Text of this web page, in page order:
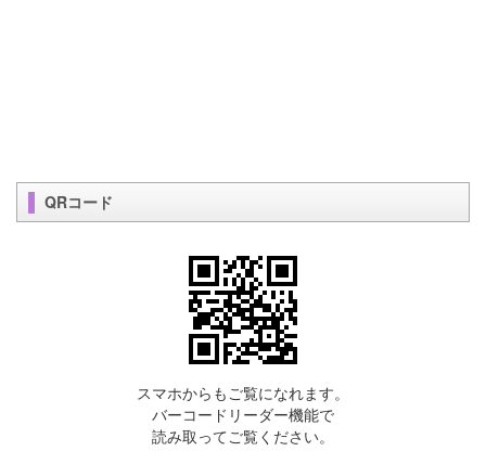
QRコード
スマホからもご覧になれます。
バーコードリーダー機能で
読み取ってご覧ください。